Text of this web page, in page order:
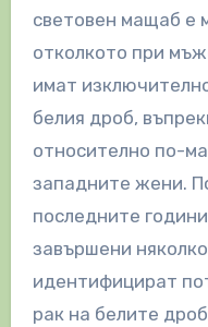
световен мащаб е
отколкото при
имат
белия дроб,
относително по-
западните жени.
последните
завършени
идентифицират
рак на белите